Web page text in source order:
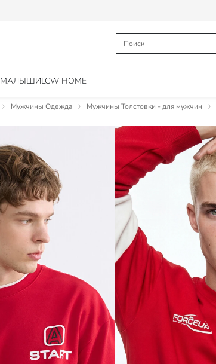
МАЛЫШИLCW HOME
Мужчины Одежда Мужчины Толстовки - для мужчин